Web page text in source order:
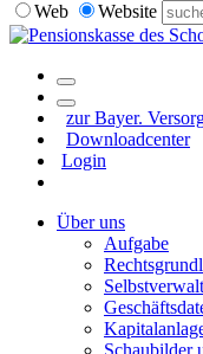
Web
Website
zur Bayer.
Downloadcenter
Login
Über uns
Aufgabe